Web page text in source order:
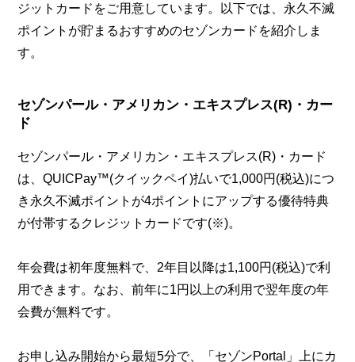
ジットカードをご用意しています。以下では、永久不滅
ポイントが貯まるおすすめのセゾンカードを紹介しま
す。
セゾンパール・アメリカン・エキスプレス(R)・カー
ド
セゾンパール・アメリカン・エキスプレス(R)・カード
は、QUICPay™(クイックペイ)払いで1,000円(税込)につ
き永久不滅ポイントが4ポイントにアップする優待特典
が付帯するクレジットカードです(※)。
年会費は初年度無料で、2年目以降は1,100円(税込)で利
用できます。なお、前年に1円以上の利用で翌年度の年
会費が無料です。
お申し込み開始から最短5分で、「セゾンPortal」上にカ